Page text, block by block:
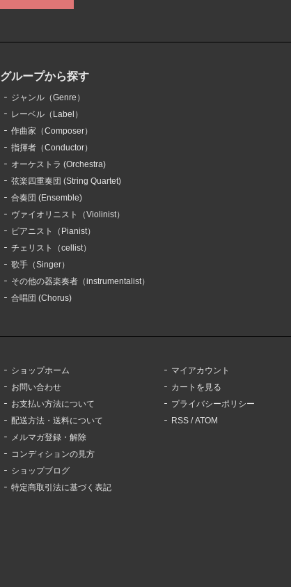
グループから探す
ジャンル（Genre）
レーベル（Label）
作曲家（Composer）
指揮者（Conductor）
オーケストラ (Orchestra)
弦楽四重奏団 (String Quartet)
合奏団 (Ensemble)
ヴァイオリニスト（Violinist）
ピアニスト（Pianist）
チェリスト（cellist）
歌手（Singer）
その他の器楽奏者（instrumentalist）
合唱団 (Chorus)
ショップホーム
お問い合わせ
お支払い方法について
配送方法・送料について
メルマガ登録・解除
コンディションの見方
ショップブログ
特定商取引法に基づく表記
マイアカウント
カートを見る
プライバシーポリシー
RSS /ATOM